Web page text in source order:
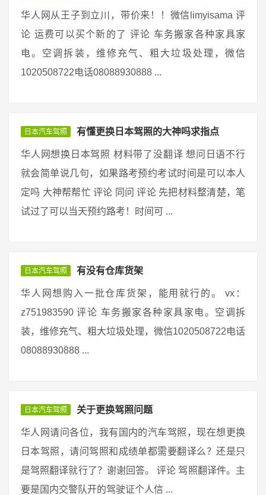
华人网从王子到立川，带价来！！微信limyisama 评
论 运费可以买个新的了 评论 车务搬家各种家具家
电。空调拆装，维修充气、粗大垃圾处理，微信
1020508722电话08088930888 ...
日本汽车驾照 有懂更换日本驾照的大神吗求指点
华人网想换日本驾照 材料带了没翻译 想问日语不行
就会简单说几句，如果路考预约考试时间是可以本人
定吗 大神帮帮忙 评论 同问 评论 先把材料整清楚，笔
试过了可以当天预约路考！时间可 ...
日本汽车驾照 有没有仓库货架
华人网想购入一批仓库货架，能用就行的。 vx：
z751983590 评论 车务搬家各种家具家电。空调拆
装，维修充气、粗大垃圾处理，微信1020508722电话
08088930888 ...
日本汽车驾照 关于更换驾照问题
华人网请问各位，我有国内的汽车驾照，现在想更换
日本驾照，请问驾照和成绩单都需要翻译么？还是只
是驾照翻译就行了？谢谢回答。 评论 驾照翻译件。主
要是国内交警队开的驾驶证个人信 ...